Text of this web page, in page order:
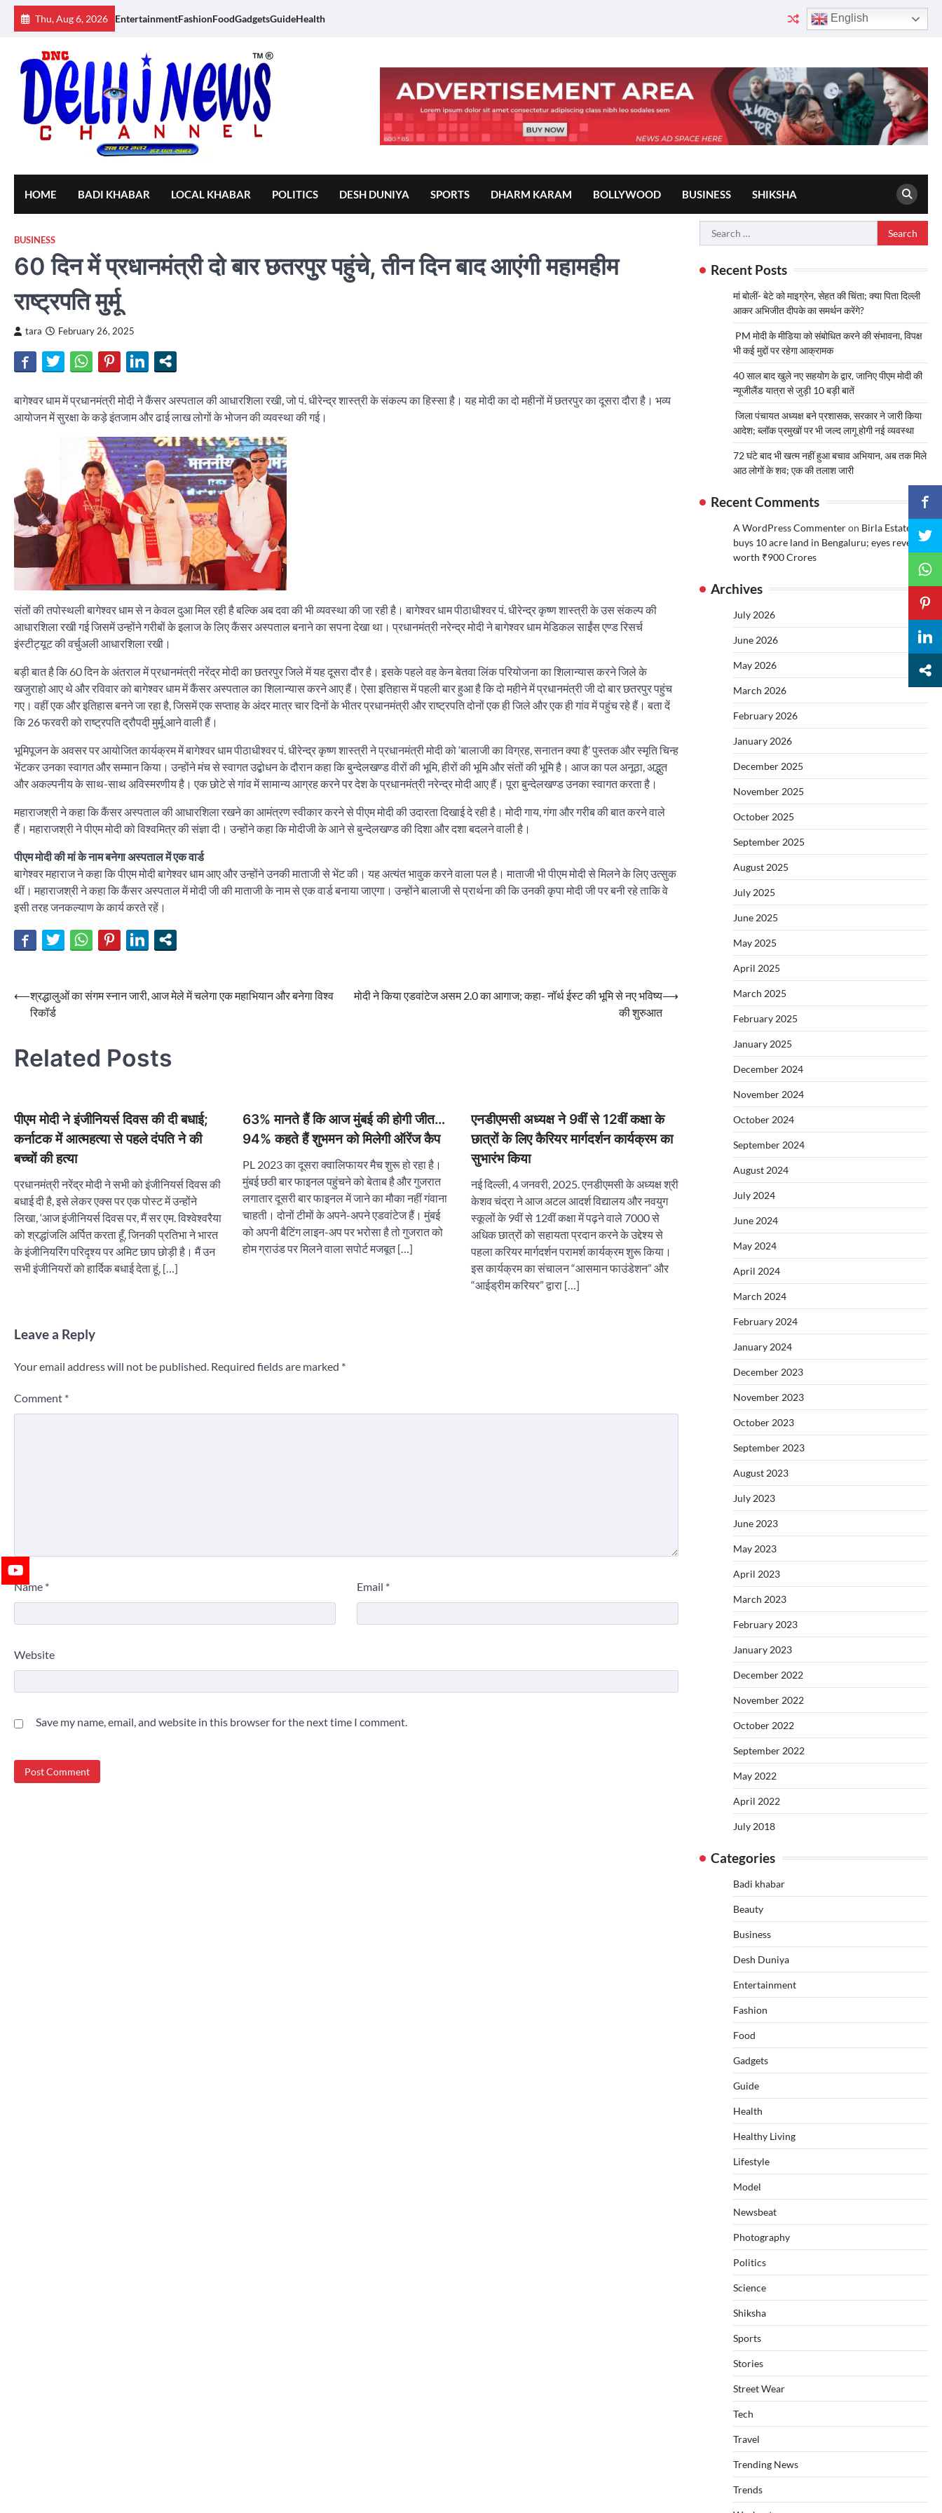
Skip
Thu, Aug 6, 2026 EntertainmentFashionFoodGadgetsGuideHealth English
HOME BADI KHABAR LOCAL KHABAR POLITICS DESH DUNIYA SPORTS DHARM KARAM BOLLYWOOD BUSINESS SHIKSHA
BUSINESS
60 दिन में प्रधानमंत्री दो बार छतरपुर पहुंचे, तीन दिन बाद आएंगी महामहीम
राष्ट्रपति मुर्मू
tara February 26, 2025
बागेश्वर धाम में प्रधानमंत्री मोदी ने कैंसर अस्पताल की आधारशिला रखी, जो पं. धीरेन्द्र शास्त्री के संकल्प का हिस्सा है। यह मोदी का दो महीनों में छतरपुर का दूसरा दौरा है। भव्य
आयोजन में सुरक्षा के कड़े इंतजाम और ढाई लाख लोगों के भोजन की व्यवस्था की गई।
संतों की तपोस्थली बागेश्वर धाम से न केवल दुआ मिल रही है बल्कि अब दवा की भी व्यवस्था की जा रही है। बागेश्वर धाम पीठाधीश्वर पं. धीरेन्द्र कृष्ण शास्त्री के उस संकल्प की
आधारशिला रखी गई जिसमें उन्होंने गरीबों के इलाज के लिए कैंसर अस्पताल बनाने का सपना देखा था। प्रधानमंत्री नरेन्द्र मोदी ने बागेश्वर धाम मेडिकल साईंस एण्ड रिसर्च
इंस्टीट्यूट की वर्चुअली आधारशिला रखी।
बड़ी बात है कि 60 दिन के अंतराल में प्रधानमंत्री नरेंद्र मोदी का छतरपुर जिले में यह दूसरा दौर है। इसके पहले वह केन बेतवा लिंक परियोजना का शिलान्यास करने जिले के
खजुराहो आए थे और रविवार को बागेश्वर धाम में कैंसर अस्पताल का शिलान्यास करने आए हैं। ऐसा इतिहास में पहली बार हुआ है कि दो महीने में प्रधानमंत्री जी दो बार छतरपुर पहुंच
गए। वहीं एक और इतिहास बनने जा रहा है, जिसमें एक सप्ताह के अंदर मात्र चार दिनों के भीतर प्रधानमंत्री और राष्ट्रपति दोनों एक ही जिले और एक ही गांव में पहुंच रहे हैं। बता दें
कि 26 फरवरी को राष्ट्रपति द्रौपदी मुर्मू आने वाली हैं।
भूमिपूजन के अवसर पर आयोजित कार्यक्रम में बागेश्वर धाम पीठाधीश्वर पं. धीरेन्द्र कृष्ण शास्त्री ने प्रधानमंत्री मोदी को ‘बालाजी का विग्रह, सनातन क्या है’ पुस्तक और स्मृति चिन्ह
भेंटकर उनका स्वागत और सम्मान किया। उन्होंने मंच से स्वागत उद्बोधन के दौरान कहा कि बुन्देलखण्ड वीरों की भूमि, हीरों की भूमि और संतों की भूमि है। आज का पल अनूठा, अद्भुत
और अकल्पनीय के साथ-साथ अविस्मरणीय है। एक छोटे से गांव में सामान्य आग्रह करने पर देश के प्रधानमंत्री नरेन्द्र मोदी आए हैं। पूरा बुन्देलखण्ड उनका स्वागत करता है।
महाराजश्री ने कहा कि कैंसर अस्पताल की आधारशिला रखने का आमंत्रण स्वीकार करने से पीएम मोदी की उदारता दिखाई दे रही है। मोदी गाय, गंगा और गरीब की बात करने वाले
हैं। महाराजश्री ने पीएम मोदी को विश्वमित्र की संज्ञा दी। उन्होंने कहा कि मोदीजी के आने से बुन्देलखण्ड की दिशा और दशा बदलने वाली है।
पीएम मोदी की मां के नाम बनेगा अस्पताल में एक वार्ड
बागेश्वर महाराज ने कहा कि पीएम मोदी बागेश्वर धाम आए और उन्होंने उनकी माताजी से भेंट की। यह अत्यंत भावुक करने वाला पल है। माताजी भी पीएम मोदी से मिलने के लिए उत्सुक
थीं। महाराजश्री ने कहा कि कैंसर अस्पताल में मोदी जी की माताजी के नाम से एक वार्ड बनाया जाएगा। उन्होंने बालाजी से प्रार्थना की कि उनकी कृपा मोदी जी पर बनी रहे ताकि वे
इसी तरह जनकल्याण के कार्य करते रहें।
Post
navigation
⟵श्रद्धालुओं का संगम स्नान जारी, आज मेले में चलेगा एक महाभियान और बनेगा विश्व
रिकॉर्ड
मोदी ने किया एडवांटेज असम 2.0 का आगाज; कहा- नॉर्थ ईस्ट की भूमि से नए भविष्य
की शुरुआत
⟶
Related Posts
पीएम मोदी ने इंजीनियर्स दिवस की दी बधाई;
कर्नाटक में आत्महत्या से पहले दंपति ने की
बच्चों की हत्या
प्रधानमंत्री नरेंद्र मोदी ने सभी को इंजीनियर्स दिवस की
बधाई दी है, इसे लेकर एक्स पर एक पोस्ट में उन्होंने
लिखा, ‘आज इंजीनियर्स दिवस पर, मैं सर एम. विश्वेश्वरैया
को श्रद्धांजलि अर्पित करता हूँ, जिनकी प्रतिभा ने भारत
के इंजीनियरिंग परिदृश्य पर अमिट छाप छोड़ी है। मैं उन
सभी इंजीनियरों को हार्दिक बधाई देता हूं, […]
63% मानते हैं कि आज मुंबई की होगी जीत…
94% कहते हैं शुभमन को मिलेगी ऑरेंज कैप
PL 2023 का दूसरा क्वालिफायर मैच शुरू हो रहा है।
मुंबई छठी बार फाइनल पहुंचने को बेताब है और गुजरात
लगातार दूसरी बार फाइनल में जाने का मौका नहीं गंवाना
चाहती। दोनों टीमों के अपने-अपने एडवांटेज हैं। मुंबई
को अपनी बैटिंग लाइन-अप पर भरोसा है तो गुजरात को
होम ग्राउंड पर मिलने वाला सपोर्ट मजबूत […]
एनडीएमसी अध्यक्ष ने 9वीं से 12वीं कक्षा के
छात्रों के लिए कैरियर मार्गदर्शन कार्यक्रम का
सुभारंभ किया
नई दिल्ली, 4 जनवरी, 2025. एनडीएमसी के अध्यक्ष श्री
केशव चंद्रा ने आज अटल आदर्श विद्यालय और नवयुग
स्कूलों के 9वीं से 12वीं कक्षा में पढ़ने वाले 7000 से
अधिक छात्रों को सहायता प्रदान करने के उद्देश्य से
पहला करियर मार्गदर्शन परामर्श कार्यक्रम शुरू किया।
इस कार्यक्रम का संचालन “आसमान फाउंडेशन” और
“आईड्रीम करियर” द्वारा […]
Leave a Reply
Your email address will not be published. Required fields are marked *
Comment *
Name * Email *
Website
Save my name, email, and website in this browser for the next time I comment.
Search
for:
Recent Posts
मां बोलीं- बेटे को माइग्रेन, सेहत की चिंता; क्या पिता दिल्ली
आकर अभिजीत दीपके का समर्थन करेंगे?
PM मोदी के मीडिया को संबोधित करने की संभावना, विपक्ष
भी कई मुद्दों पर रहेगा आक्रामक
40 साल बाद खुले नए सहयोग के द्वार, जानिए पीएम मोदी की
न्यूजीलैंड यात्रा से जुड़ी 10 बड़ी बातें
जिला पंचायत अध्यक्ष बने प्रशासक, सरकार ने जारी किया
आदेश; ब्लॉक प्रमुखों पर भी जल्द लागू होगी नई व्यवस्था
72 घंटे बाद भी खत्म नहीं हुआ बचाव अभियान, अब तक मिले
आठ लोगों के शव; एक की तलाश जारी
Recent Comments
A WordPress Commenteron Birla Estates
buys 10 acre land in Bengaluru; eyes revenue
worth ₹900 Crores
Archives
July 2026
June 2026
May 2026
March 2026
February 2026
January 2026
December 2025
November 2025
October 2025
September 2025
August 2025
July 2025
June 2025
May 2025
April 2025
March 2025
February 2025
January 2025
December 2024
November 2024
October 2024
September 2024
August 2024
July 2024
June 2024
May 2024
April 2024
March 2024
February 2024
January 2024
December 2023
November 2023
October 2023
September 2023
August 2023
July 2023
June 2023
May 2023
April 2023
March 2023
February 2023
January 2023
December 2022
November 2022
October 2022
September 2022
May 2022
April 2022
July 2018
Categories
Badi khabar
Beauty
Business
Desh Duniya
Entertainment
Fashion
Food
Gadgets
Guide
Health
Healthy Living
Lifestyle
Model
Newsbeat
Photography
Politics
Science
Shiksha
Sports
Stories
Street Wear
Tech
Travel
Trending News
Trends